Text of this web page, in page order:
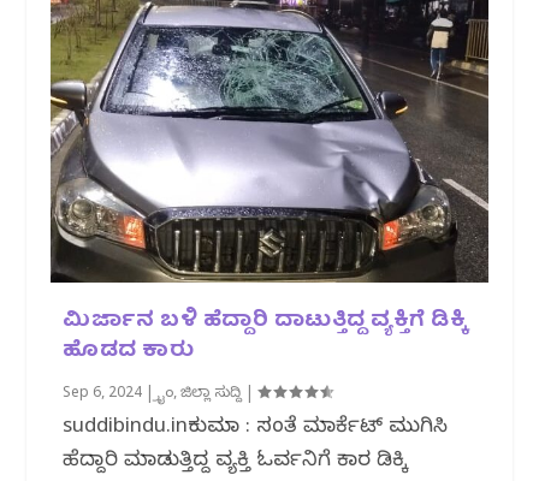
ಮಿರ್ಜಾನ ಬಳಿ ಹೆದ್ದಾರಿ ದಾಟುತ್ತಿದ್ದ ವ್ಯಕ್ತಿಗೆ ಡಿಕ್ಕಿ‌
ಹೊಡದ ಕಾರು
Sep 6, 2024 |ಕ್ರೈಂ,ಜಿಲ್ಲಾ ಸುದ್ದಿ|
suddibindu.inಕುಮಟಾ : ಸಂತೆ ಮಾರ್ಕೆಟ್ ಮುಗಿಸಿ
ಹೆದ್ದಾರಿ ಮಾಡುತ್ತಿದ್ದ ವ್ಯಕ್ತಿ ಓರ್ವನಿಗೆ ಕಾರ ಡಿಕ್ಕಿ